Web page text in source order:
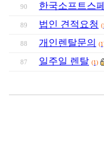
90 한국소프트스
89 법인 견적요청
88 개인렌탈문의
87 일주일 렌탈 (1)